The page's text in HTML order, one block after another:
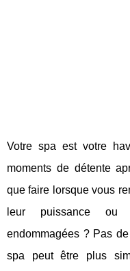
Votre spa est votre
moments de détente
que faire lorsque vous
leur puissance ou
endommagées ? Pas
spa peut être plus